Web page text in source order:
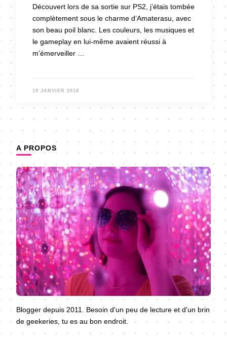
Découvert lors de sa sortie sur PS2, j’étais tombée
complètement sous le charme d’Amaterasu, avec
son beau poil blanc. Les couleurs, les musiques et
le gameplay en lui-même avaient réussi à
m’émerveiller …
19 JANVIER 2018
A PROPOS
Blogger depuis 2011. Besoin d'un peu de lecture et d'un brin
de geekeries, tu es au bon endroit.